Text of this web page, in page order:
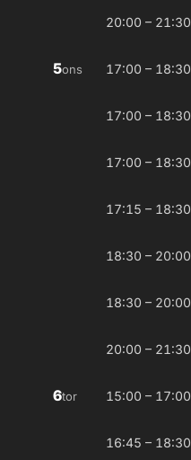
20:00 – 21:30
5ons 17:00 – 18:30
17:00 – 18:30
17:00 – 18:30
17:15 – 18:30
18:30 – 20:00
18:30 – 20:00
20:00 – 21:30
6tor 15:00 – 17:00
16:45 – 18:30